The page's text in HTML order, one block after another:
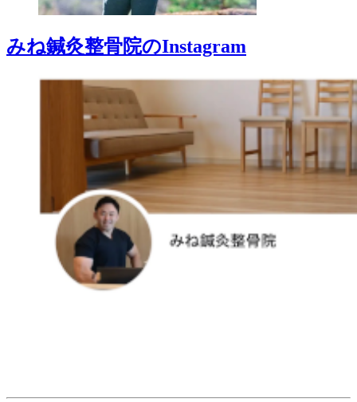
みね鍼灸整骨院のInstagram